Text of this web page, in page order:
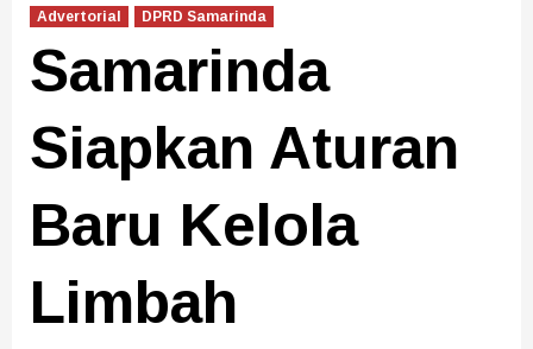
Advertorial DPRD Samarinda
Samarinda
Siapkan Aturan
Baru Kelola
Limbah